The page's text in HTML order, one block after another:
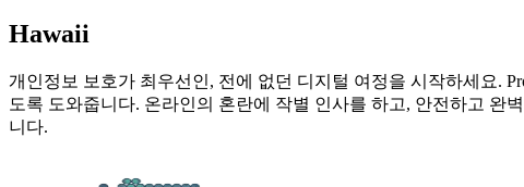
Hawaii
개인정보 보호가 최우선인, 전에 없던 디지털 여정을 시작하세요.
도록 도와줍니다. 온라인의 혼란에 작별 인사를 하고, 안전하고 완
니다.